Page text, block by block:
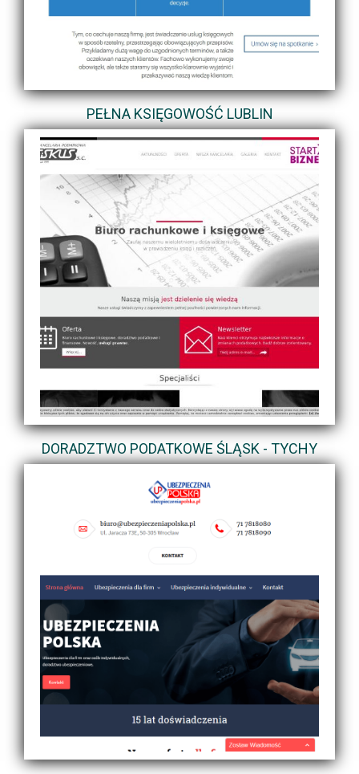
PEŁNA KSIĘGOWOŚĆ LUBLIN
DORADZTWO PODATKOWE ŚLĄSK - TYCHY